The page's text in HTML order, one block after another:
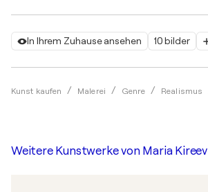
In Ihrem Zuhause ansehen 10 bilder
Kunst kaufen Malerei Genre Realismus
Weitere Kunstwerke von Maria Kireev